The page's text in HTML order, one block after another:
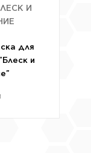
И
для
и